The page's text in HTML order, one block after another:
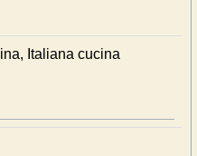
Italiana cucina